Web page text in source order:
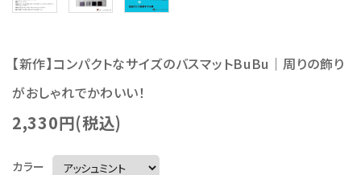
【新作】コンパクトなサイズのバスマットBuBu｜周りの飾り
がおしゃれでかわいい！
2,330円(税込)
カラー